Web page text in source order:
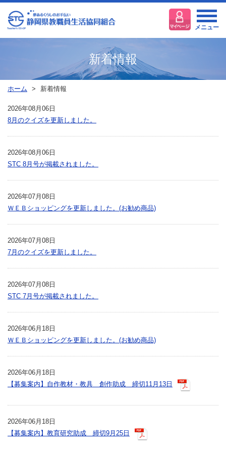
メニュー
新着情報
ホーム 新着情報
2026年08月06日
8月のクイズを更新しました。
2026年08月06日
STC 8月号が掲載されました。
2026年07月08日
ＷＥＢショッピングを更新しました。(お勧め商品)
2026年07月08日
7月のクイズを更新しました。
2026年07月08日
STC 7月号が掲載されました。
2026年06月18日
ＷＥＢショッピングを更新しました。(お勧め商品)
2026年06月18日
【募集案内】自作教材・教具 創作助成 締切11月13日
2026年06月18日
【募集案内】教育研究助成 締切9月25日